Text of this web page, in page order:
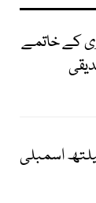
کے خاتمے
اسمبلی